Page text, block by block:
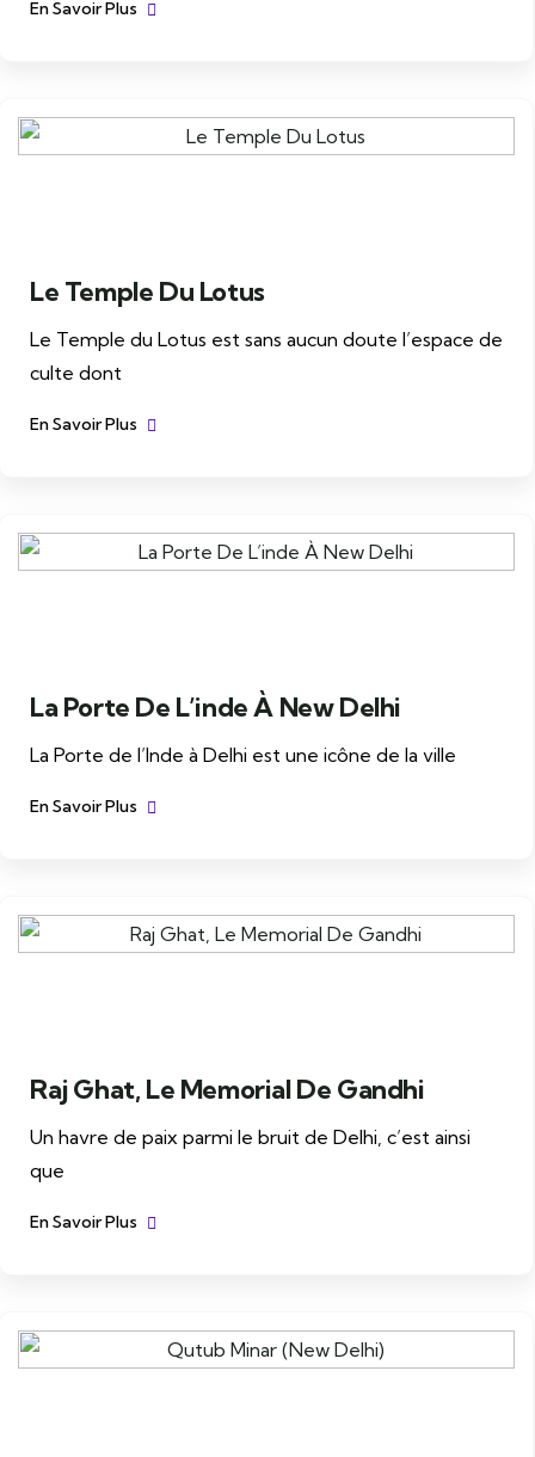
En Savoir Plus
Le Temple Du Lotus
Le Temple du Lotus est sans aucun doute l’espace de
culte dont
En Savoir Plus
La Porte De L’inde À New Delhi
La Porte de l’Inde à Delhi est une icône de la ville
En Savoir Plus
Raj Ghat, Le Memorial De Gandhi
Un havre de paix parmi le bruit de Delhi, c’est ainsi
que
En Savoir Plus